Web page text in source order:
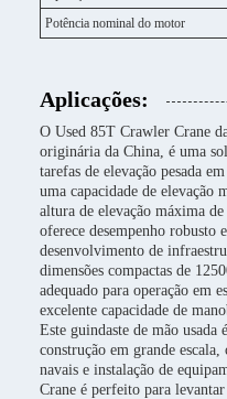
Potência nominal do motor
Aplicações:
O Used 85T Crawler Crane
originária da China, é uma
tarefas de elevação pesada
uma capacidade de elevação
altura de elevação máxima
oferece desempenho robusto
desenvolvimento de
dimensões compactas de
adequado para operação em
excelente capacidade de
Este guindaste de mão
construção em grande
navais e instalação de
Crane é perfeito para